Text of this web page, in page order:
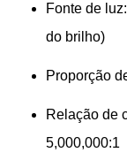
Fonte de luz:
do brilho)
Proporção
Relação de
5,000,000:1